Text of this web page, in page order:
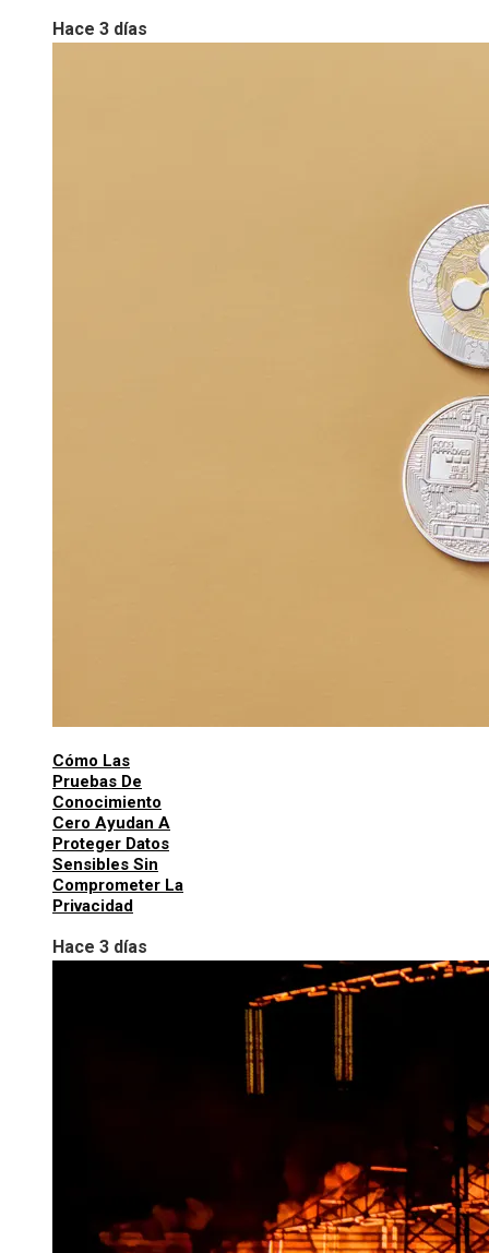
Hace 3 días
Cómo Las
Pruebas De
Conocimiento
Cero Ayudan A
Proteger Datos
Sensibles Sin
Comprometer La
Privacidad
Hace 3 días